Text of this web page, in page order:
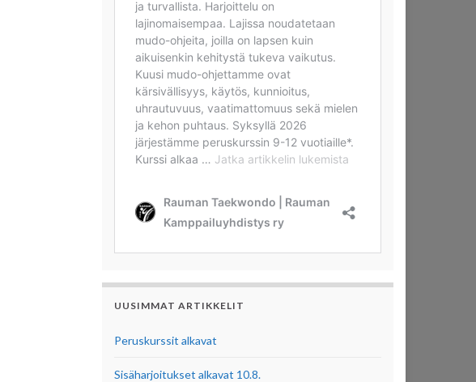
UUSIMMAT ARTIKKELIT
Peruskurssit alkavat
Sisäharjoitukset alkavat 10.8.